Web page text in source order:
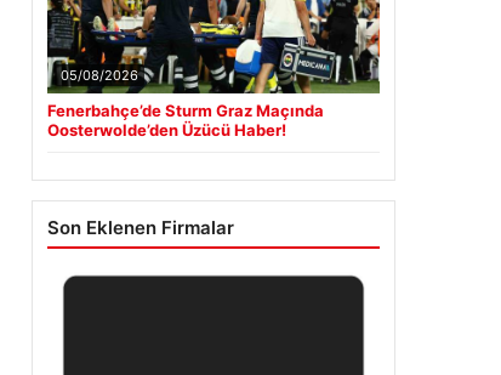
05/08/2026
Fenerbahçe’de Sturm Graz Maçında
Oosterwolde’den Üzücü Haber!
Son Eklenen Firmalar